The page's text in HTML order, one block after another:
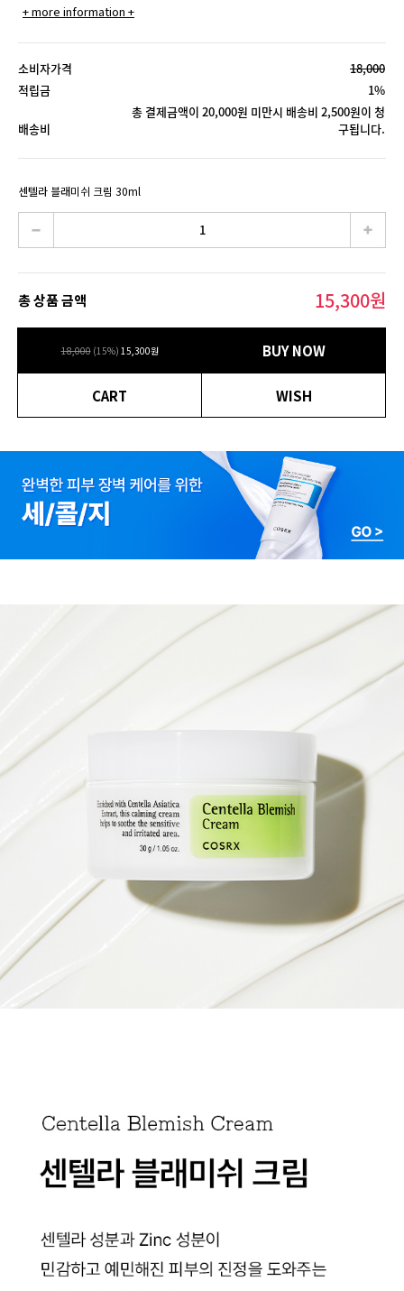
+ more information +
소비자가격
18,000
적립금
1%
배송비
총 결제금액이 20,000원 미만시 배송비 2,500원이 청
구됩니다.
센텔라 블래미쉬 크림 30ml
총 상품 금액 15,300원
18,000 (15%) 15,300원 BUY NOW
CART WISH